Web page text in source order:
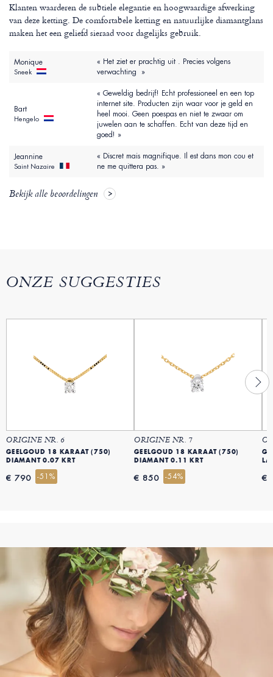
Klanten waarderen de subtiele elegantie en hoogwaardige afwerking
van deze ketting. De comfortabele ketting en natuurlijke diamantglans
maken het een geliefd sieraad voor dagelijks gebruik.
Monique
Sneek
« Het ziet er prachtig uit . Precies volgens
verwachting »
Bart
Hengelo
« Geweldig bedrijf! Echt professioneel en een top
internet site. Producten zijn waar voor je geld en
heel mooi. Geen poespas en niet te zwaar om
juwelen aan te schaffen. Echt van deze tijd en
goed! »
Jeannine
Saint Nazaire
« Discret mais magnifique. Il est dans mon cou et
ne me quittera pas. »
Bekijk alle beoordelingen
ONZE SUGGESTIES
ORIGINE NR. 6
GEELGOUD 18 KARAAT (750)
DIAMANT 0.07 KRT
€ 790 -51%
ORIGINE NR. 7
GEELGOUD 18 KARAAT (750)
DIAMANT 0.11 KRT
€ 850 -54% €